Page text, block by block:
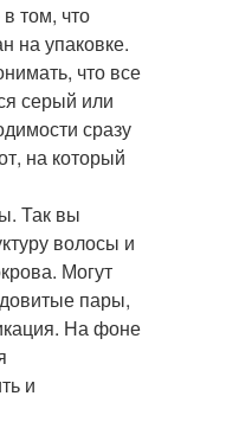
том, что
на упаковке.
что все
серый или
сразу
на который
Так вы
волосы и
Могут
пары,
На фоне
и